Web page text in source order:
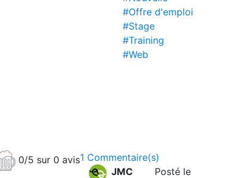
#Offre d'emploi
#Stage
#Training
#Web
1 Commentaire(s)
0/5 sur 0 avis
JMC
Posté le